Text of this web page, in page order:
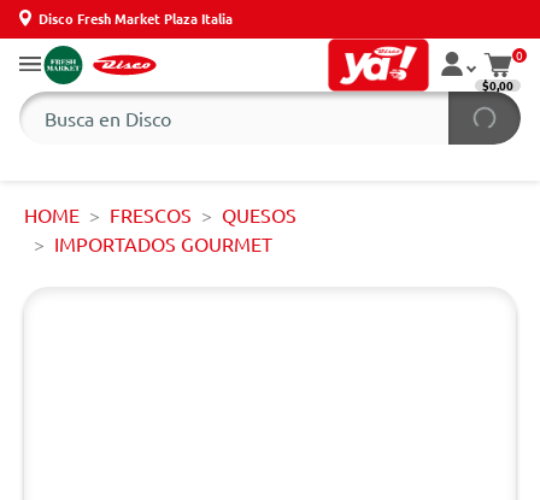
Disco Fresh Market Plaza Italia
0
$0,00
HOME FRESCOS
QUESOS
IMPORTADOS GOURMET